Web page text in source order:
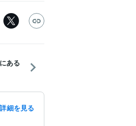
ある
細を見る